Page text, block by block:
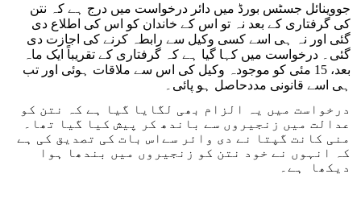
جووینائل جسٹس بورڈ میں دائر درخواست میں درج ہے کہ نتن
کی گرفتاری کے بعد نہ تو اس کے خاندان کو اس کی اطلاع دی
گئی اور نہ ہی اسے کسی وکیل سے رابطہ کرنے کی اجازت دی
گئی۔ درخواست میں کہا گیا ہے کہ گرفتاری کے تقریباً ایک ماہ
بعد، 15 مئی کو موجودہ وکیل کی اس سے ملاقات ہوئی اور تب
ہی اسے قانونی مددحاصل ہو پائی۔
درخواست میں یہ الزام بھی لگایا گیا ہے کہ نتن کو
عدالت میں زنجیروں سے باندھ کر پیش کیا گیا تھا۔
منی کانت گپتا نے دی وائر سےاس بات کی تصدیق کی ہے
کہ انہوں نے خود نتن کو زنجیروں میں بندھا ہوا
دیکھا ہے۔